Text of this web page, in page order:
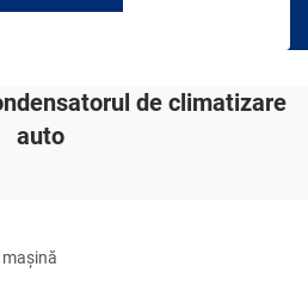
de climatizare
auto